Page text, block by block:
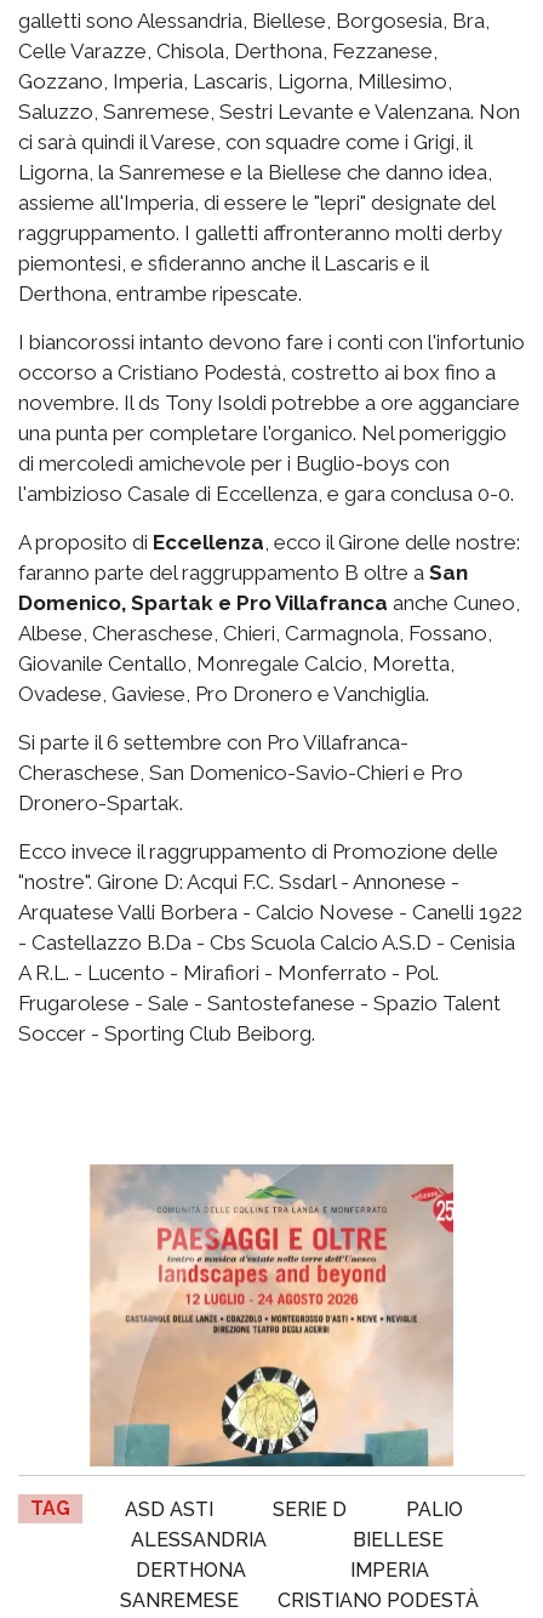
galletti sono Alessandria, Biellese, Borgosesia, Bra,
Celle Varazze, Chisola, Derthona, Fezzanese,
Gozzano, Imperia, Lascaris, Ligorna, Millesimo,
Saluzzo, Sanremese, Sestri Levante e Valenzana. Non
ci sarà quindi il Varese, con squadre come i Grigi, il
Ligorna, la Sanremese e la Biellese che danno idea,
assieme all'Imperia, di essere le "lepri" designate del
raggruppamento. I galletti affronteranno molti derby
piemontesi, e sfideranno anche il Lascaris e il
Derthona, entrambe ripescate.
I biancorossi intanto devono fare i conti con l'infortunio
occorso a Cristiano Podestà, costretto ai box fino a
novembre. Il ds Tony Isoldi potrebbe a ore agganciare
una punta per completare l'organico. Nel pomeriggio
di mercoledì amichevole per i Buglio-boys con
l'ambizioso Casale di Eccellenza, e gara conclusa 0-0.
A proposito di Eccellenza, ecco il Girone delle nostre:
faranno parte del raggruppamento B oltre a San
Domenico, Spartak e Pro Villafranca anche Cuneo,
Albese, Cheraschese, Chieri, Carmagnola, Fossano,
Giovanile Centallo, Monregale Calcio, Moretta,
Ovadese, Gaviese, Pro Dronero e Vanchiglia.
Si parte il 6 settembre con Pro Villafranca-
Cheraschese, San Domenico-Savio-Chieri e Pro
Dronero-Spartak.
Ecco invece il raggruppamento di Promozione delle
"nostre". Girone D: Acqui F.C. Ssdarl - Annonese -
Arquatese Valli Borbera - Calcio Novese - Canelli 1922
- Castellazzo B.Da - Cbs Scuola Calcio A.S.D - Cenisia
A R.L. - Lucento - Mirafiori - Monferrato - Pol.
Frugarolese - Sale - Santostefanese - Spazio Talent
Soccer - Sporting Club Beiborg.
TAG ASD ASTI SERIE D
PALIO
ALESSANDRIA
BIELLESE
DERTHONA
IMPERIA
SANREMESE
CRISTIANO PODESTÀ